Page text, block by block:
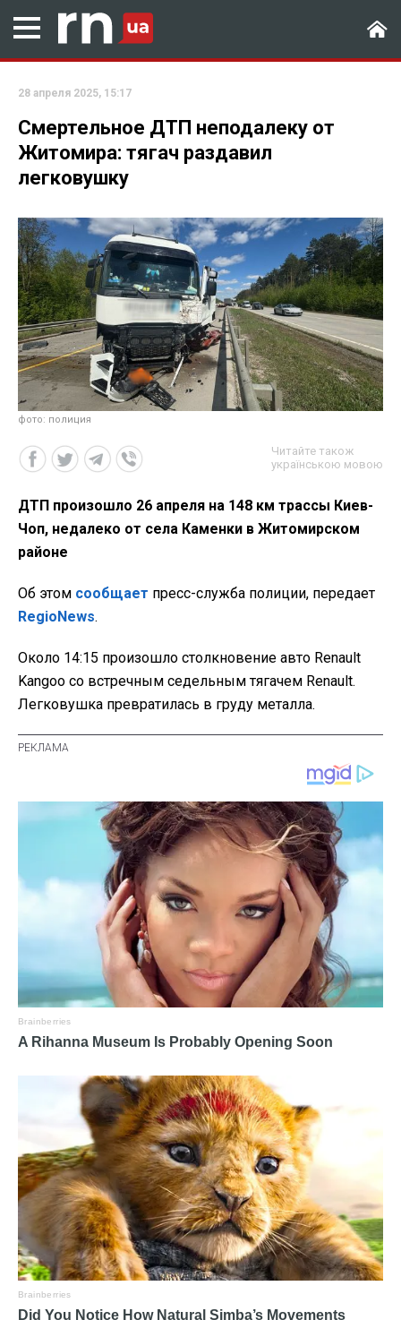
28 апреля 2025, 15:17
Смертельное ДТП неподалеку от
Житомира: тягач раздавил
легковушку
фото: полиция
Читайте також
українською мовою
ДТП произошло 26 апреля на 148 км трассы Киев-
Чоп, недалеко от села Каменки в Житомирском
районе
Об этом сообщает пресс-служба полиции, передает
RegioNews.
Около 14:15 произошло столкновение авто Renault
Kangoo со встречным седельным тягачем Renault.
Легковушка превратилась в груду металла.